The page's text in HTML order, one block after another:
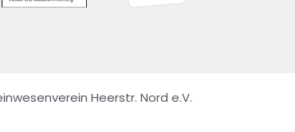
Heerstr. Nord e.V.